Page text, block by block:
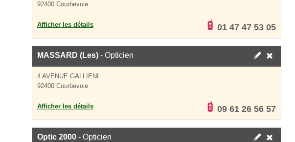
92400 Courbevoie
Afficher les détails 01 47 47 53 05
MASSARD (Les) - Opticien
4 AVENUE GALLIENI
92400 Courbevoie
Afficher les détails 09 61 26 56 57
Optic 2000 - Opticien